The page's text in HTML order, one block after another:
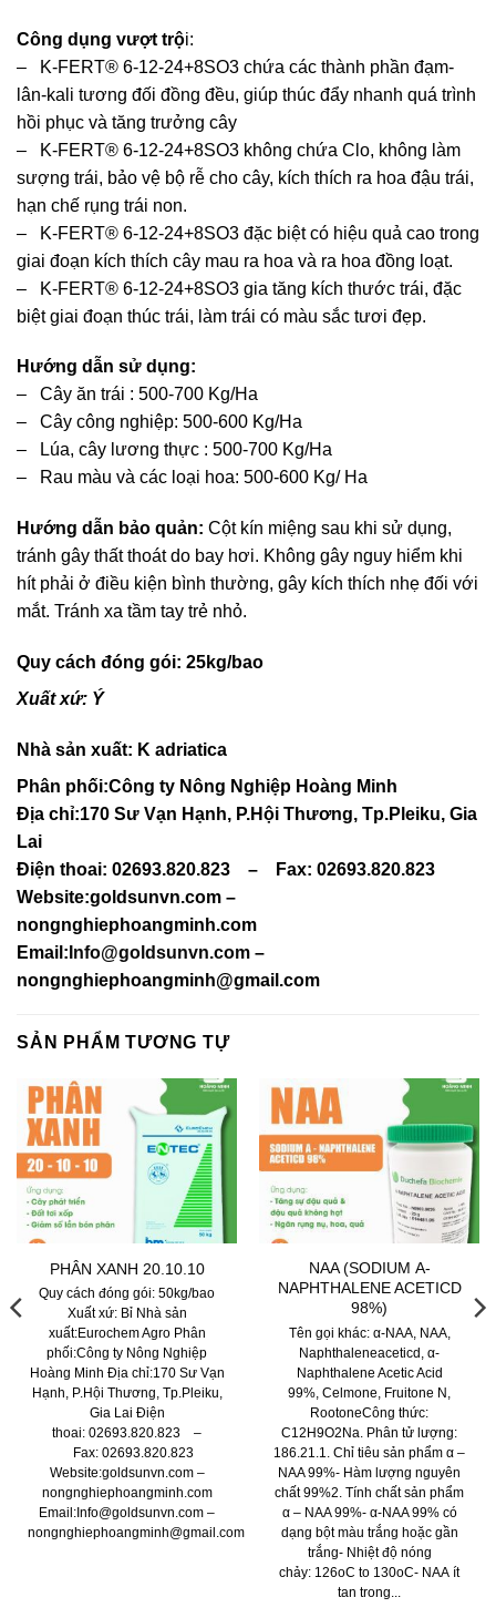
Công dụng vượt trội:
– K-FERT® 6-12-24+8SO3 chứa các thành phần đạm-
lân-kali tương đối đồng đều, giúp thúc đẩy nhanh quá trình
hồi phục và tăng trưởng cây
– K-FERT® 6-12-24+8SO3 không chứa Clo, không làm
sượng trái, bảo vệ bộ rễ cho cây, kích thích ra hoa đậu trái,
hạn chế rụng trái non.
– K-FERT® 6-12-24+8SO3 đặc biệt có hiệu quả cao trong
giai đoạn kích thích cây mau ra hoa và ra hoa đồng loạt.
– K-FERT® 6-12-24+8SO3 gia tăng kích thước trái, đặc
biệt giai đoạn thúc trái, làm trái có màu sắc tươi đẹp.
Hướng dẫn sử dụng:
– Cây ăn trái : 500-700 Kg/Ha
– Cây công nghiệp: 500-600 Kg/Ha
– Lúa, cây lương thực : 500-700 Kg/Ha
– Rau màu và các loại hoa: 500-600 Kg/ Ha
Hướng dẫn bảo quản: Cột kín miệng sau khi sử dụng,
tránh gây thất thoát do bay hơi. Không gây nguy hiểm khi
hít phải ở điều kiện bình thường, gây kích thích nhẹ đối với
mắt. Tránh xa tầm tay trẻ nhỏ.
Quy cách đóng gói: 25kg/bao
Xuất xứ: Ý
Nhà sản xuất: K adriatica
Phân phối:Công ty Nông Nghiệp Hoàng Minh
Địa chỉ:170 Sư Vạn Hạnh, P.Hội Thương, Tp.Pleiku, Gia
Lai
Điện thoai: 02693.820.823 – Fax: 02693.820.823
Website:goldsunvn.com –
nongnghiephoangminh.com
Email: Info@goldsunvn.com –
nongnghiephoangminh@gmail.com
SẢN PHẨM TƯƠNG TỰ
PHÂN XANH 20.10.10
Quy cách đóng gói: 50kg/bao
Xuất xứ: Bỉ Nhà sản
xuất:Eurochem Agro Phân
phối:Công ty Nông Nghiệp
Hoàng Minh Địa chỉ:170 Sư Vạn
Hạnh, P.Hội Thương, Tp.Pleiku,
Gia Lai Điện
thoai: 02693.820.823 –
Fax: 02693.820.823
Website:goldsunvn.com –
nongnghiephoangminh.com
Email:Info@goldsunvn.com –
nongnghiephoangminh@gmail.com
NAA (SODIUM Α-
NAPHTHALENE ACETICD
98%)
Tên gọi khác: α-NAA, NAA,
Naphthaleneaceticd, α-
Naphthalene Acetic Acid
99%, Celmone, Fruitone N,
RootoneCông thức:
C12H9O2Na. Phân tử lượng:
186.21.1. Chỉ tiêu sản phẩm α –
NAA 99%- Hàm lượng nguyên
chất 99%2. Tính chất sản phẩm
α – NAA 99%- α-NAA 99% có
dạng bột màu trắng hoặc gần
trắng- Nhiệt độ nóng
chảy: 126oC to 130oC- NAA ít
tan trong...